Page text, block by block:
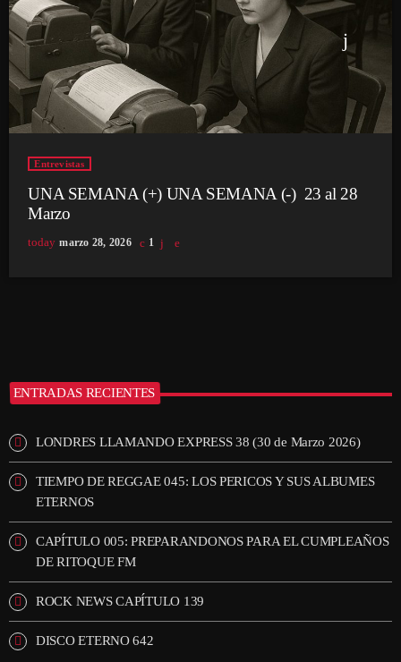
Entrevistas
UNA SEMANA (+) UNA SEMANA (-) 23 al 28
Marzo
today marzo 28, 2026 1
ENTRADAS RECIENTES
LONDRES LLAMANDO EXPRESS 38 (30 de Marzo 2026)
TIEMPO DE REGGAE 045: LOS PERICOS Y SUS ALBUMES
ETERNOS
CAPÍTULO 005: PREPARANDONOS PARA EL CUMPLEAÑOS
DE RITOQUE FM
ROCK NEWS CAPÍTULO 139
DISCO ETERNO 642